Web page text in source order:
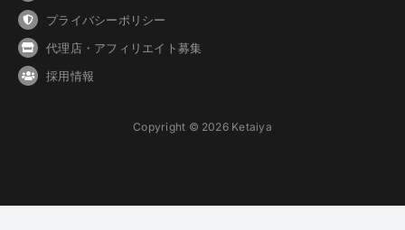
プライバシーポリシー
代理店・アフィリエイト募集
採用情報
Copyright © 2026 Ketaiya